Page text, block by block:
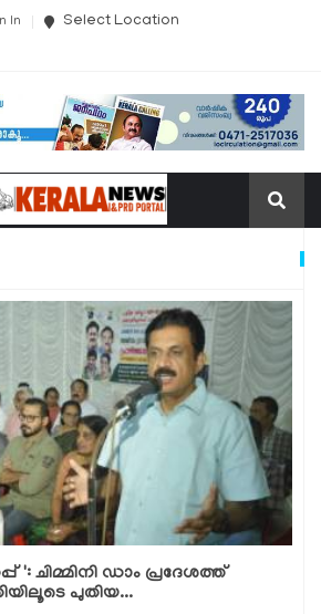
In Select Location
': ചിമ്മിനി ഡാം പ്രദേശത്ത്
പുതിയ...